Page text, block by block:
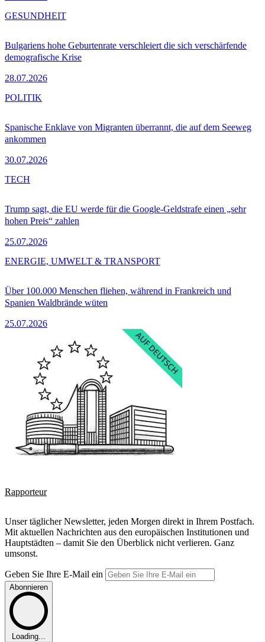
Bulgariens hohe Geburtenrate verschleiert die sich verschärfende
demografische Krise
28.07.2026
GESUNDHEIT
Spanische Enklave von Migranten überrannt, die auf dem Seeweg
ankommen
30.07.2026
POLITIK
Trump sagt, die EU werde für die Google-Geldstrafe einen „sehr
hohen Preis“ zahlen
25.07.2026
TECH
Über 100.000 Menschen fliehen, während in Frankreich und
Spanien Waldbrände wüten
25.07.2026
ENERGIE, UMWELT & TRANSPORT
Rapporteur
Unser täglicher Newsletter, jeden Morgen direkt in Ihrem Postfach.
Mit aktuellen Nachrichten aus den europäischen Institutionen und
Hauptstädten – damit Sie den Überblick nicht verlieren. Ganz
umsonst.
Geben Sie Ihre E-Mail ein
Abonnieren
Loading...